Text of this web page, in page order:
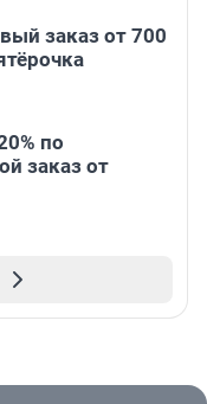
заказ от 700
по
заказ от